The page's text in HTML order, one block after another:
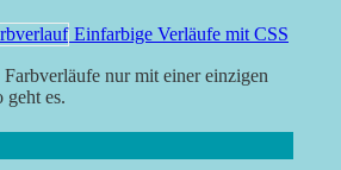
Einfarbige Verläufe mit CSS
nur mit einer einzigen
geht es.